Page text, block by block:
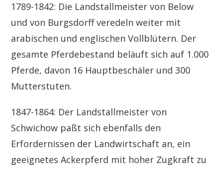
1789-1842: Die Landstallmeister von Below
und von Burgsdorff veredeln weiter mit
arabischen und englischen Vollblütern. Der
gesamte Pferdebestand beläuft sich auf 1.000
Pferde, davon 16 Hauptbeschäler und 300
Mutterstuten.
1847-1864: Der Landstallmeister von
Schwichow paßt sich ebenfalls den
Erfordernissen der Landwirtschaft an, ein
geeignetes Ackerpferd mit hoher Zugkraft zu